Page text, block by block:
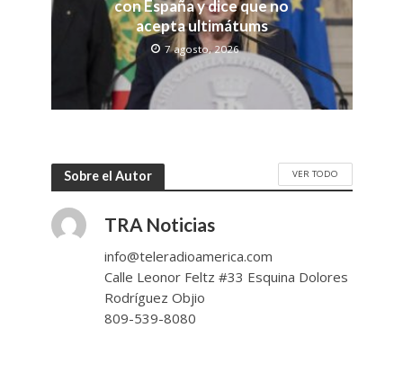
con España y dice que no
acepta ultimátums
7 agosto, 2026
Sobre el Autor VER TODO
TRA Noticias
info@teleradioamerica.com
Calle Leonor Feltz #33 Esquina Dolores
Rodríguez Objio
809-539-8080